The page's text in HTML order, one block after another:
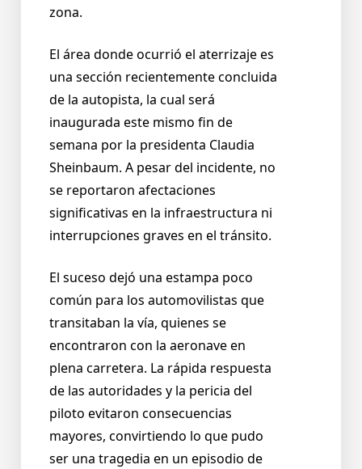
zona.
El área donde ocurrió el aterrizaje es
una sección recientemente concluida
de la autopista, la cual será
inaugurada este mismo fin de
semana por la presidenta Claudia
Sheinbaum. A pesar del incidente, no
se reportaron afectaciones
significativas en la infraestructura ni
interrupciones graves en el tránsito.
El suceso dejó una estampa poco
común para los automovilistas que
transitaban la vía, quienes se
encontraron con la aeronave en
plena carretera. La rápida respuesta
de las autoridades y la pericia del
piloto evitaron consecuencias
mayores, convirtiendo lo que pudo
ser una tragedia en un episodio de